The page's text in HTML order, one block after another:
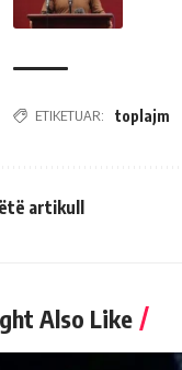
ETIKETUAR: toplajm
artikull
Also Like